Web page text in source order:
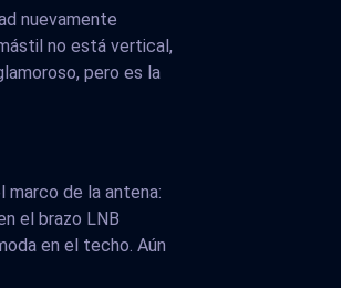
nuevamente
no está vertical,
pero es la
marco de la antena:
el brazo LNB
en el techo. Aún